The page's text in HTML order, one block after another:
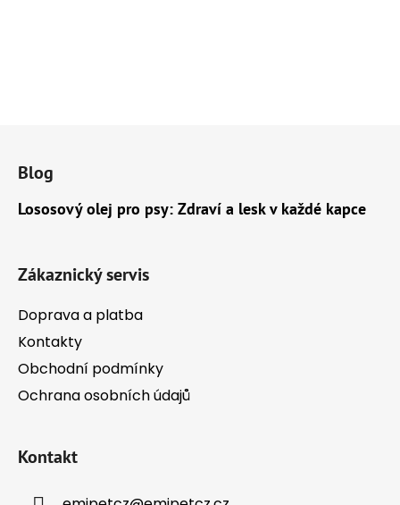
Blog
Lososový olej pro psy: Zdraví a lesk v každé kapce
Zákaznický servis
Doprava a platba
Kontakty
Obchodní podmínky
Ochrana osobních údajů
Kontakt